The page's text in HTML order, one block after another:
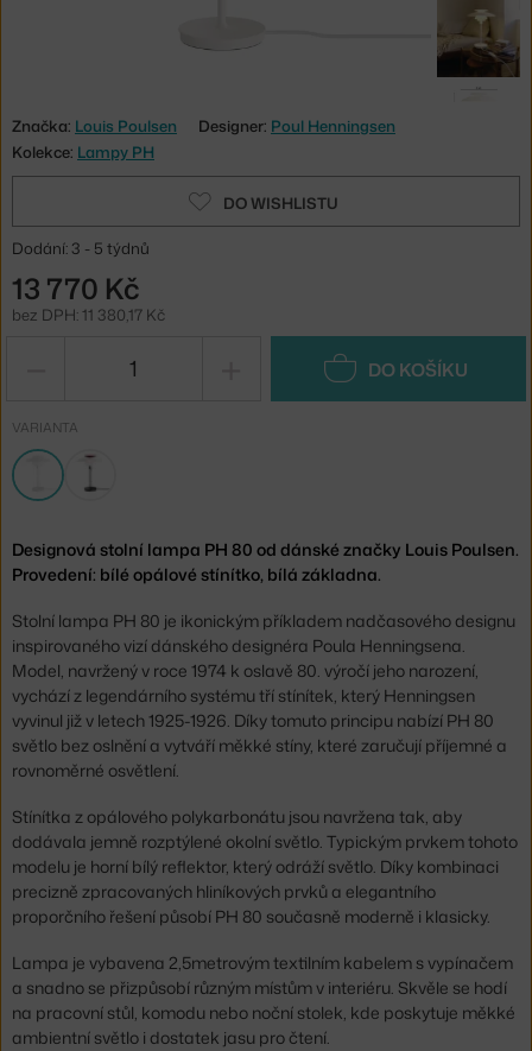
Značka: Louis Poulsen Designer: Poul Henningsen
Kolekce: Lampy PH
DO WISHLISTU
Dodání: 3 - 5 týdnů
13 770 Kč
bez DPH: 11 380,17 Kč
DO KOŠÍKU
VARIANTA
Designová stolní lampa PH 80 od dánské značky Louis Poulsen.
Provedení: bílé opálové stínítko, bílá základna.
Stolní lampa PH 80 je ikonickým příkladem nadčasového designu
inspirovaného vizí dánského designéra Poula Henningsena.
Model, navržený v roce 1974 k oslavě 80. výročí jeho narození,
vychází z legendárního systému tří stínítek, který Henningsen
vyvinul již v letech 1925-1926. Díky tomuto principu nabízí PH 80
světlo bez oslnění a vytváří měkké stíny, které zaručují příjemné a
rovnoměrné osvětlení.
Stínítka z opálového polykarbonátu jsou navržena tak, aby
dodávala jemně rozptýlené okolní světlo. Typickým prvkem tohoto
modelu je horní bílý reflektor, který odráží světlo. Díky kombinaci
precizně zpracovaných hliníkových prvků a elegantního
proporčního řešení působí PH 80 současně moderně i klasicky.
Lampa je vybavena 2,5metrovým textilním kabelem s vypínačem
a snadno se přizpůsobí různým místům v interiéru. Skvěle se hodí
na pracovní stůl, komodu nebo noční stolek, kde poskytuje měkké
ambientní světlo i dostatek jasu pro čtení.